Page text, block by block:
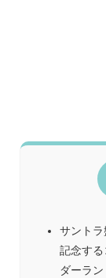
サント
記念す
ダーラン